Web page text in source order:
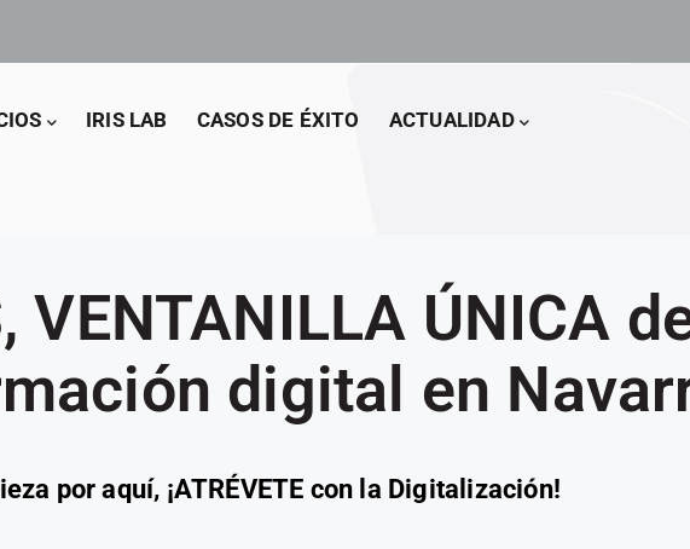
IRIS LAB CASOS DE ÉXITO ACTUALIDAD
VENTANILLA ÚNICA
digital en
por aquí, ¡ATRÉVETE con la Digitalización!